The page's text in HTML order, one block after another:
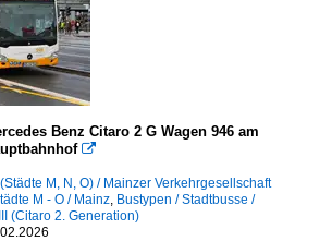
Benz Citaro 2 G Wagen 946 am

M, N, O) / Mainzer Verkehrgesellschaft
M - O / Mainz, Bustypen / Stadtbusse /
(Citaro 2. Generation)